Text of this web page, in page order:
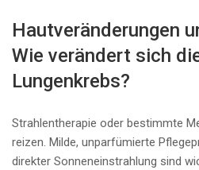
Hautveränderungen
Wie verändert sich
Lungenkrebs?
Strahlentherapie oder bestimmte
reizen. Milde, unparfümierte
direkter Sonneneinstrahlung sind